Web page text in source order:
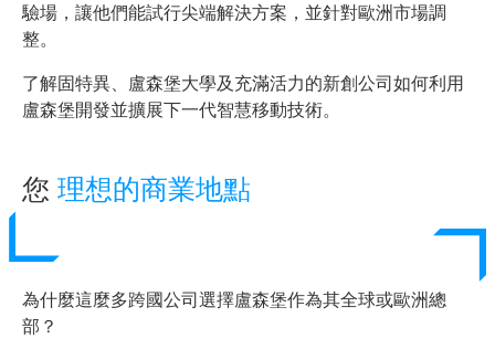
驗場，讓他們能試行尖端解決方案，並針對歐洲市場調
整。
了解固特異、盧森堡大學及充滿活力的新創公司如何利用
盧森堡開發並擴展下一代智慧移動技術。
您 理想的商業地點
為什麼這麼多跨國公司選擇盧森堡作為其全球或歐洲總
部？